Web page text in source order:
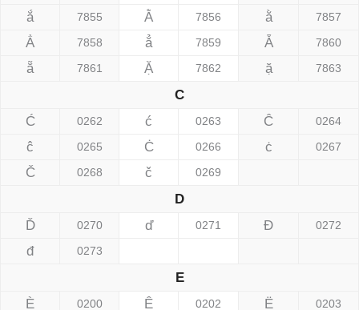
ắ 7855 Ằ 7856 ằ 7857
Ẳ 7858 ẳ 7859 Ẵ 7860
ẵ 7861 Ặ 7862 ặ 7863
C
Ć
0262 ć 0263 Ĉ 0264
ĉ 0265 Ċ 0266 ċ 0267
Č 0268 č 0269
D
Ď
0270 ď 0271 Đ 0272
đ 0273
E
È
0200 Ê 0202 Ë 0203